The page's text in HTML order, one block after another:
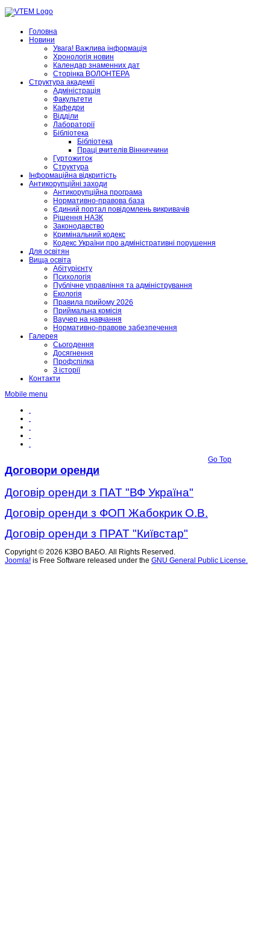
Головна
Новини
Увага! Важлива інформація
Хронологія новин
Календар знаменних дат
Сторінка ВОЛОНТЕРА
Структура академії
Адміністрація
Факультети
Кафедри
Відділи
Лабораторії
Бібліотека
Бібліотека
Праці вчителів Вінниччини
Гуртожиток
Структура
Інформаційна відкритість
Антикорупційні заходи
Антикорупційна програма
Нормативно-правова база
Єдиний портал повідомлень викривачів
Рішення НАЗК
Законодавство
Кримінальний кодекс
Кодекс України про адміністративні порушення
Для освітян
Вища освіта
Абітурієнту
Психологія
Публічне управління та адміністрування
Екологія
Правила прийому 2026
Приймальна комісія
Ваучер на навчання
Нормативно-правове забезпечення
Галерея
Сьогодення
Досягнення
Профспілка
З історії
Контакти
Mobile menu
Договори оренди
Договір оренди з ПАТ "ВФ Україна"
Договір оренди з ФОП Жабокрик О.В.
Договір оренди з ПРАТ "Київстар"
Copyright © 2026 КЗВО ВАБО. All Rights Reserved.
Joomla! is Free Software released under the GNU General Public License.
Go Top